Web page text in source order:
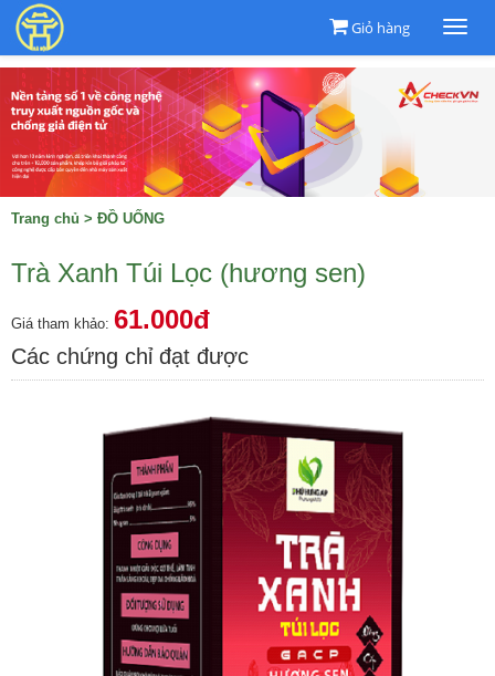
Giỏ hàng
Trang chủ > ĐỒ UỐNG
Trà Xanh Túi Lọc (hương sen)
Giá tham khảo: 61.000đ
Các chứng chỉ đạt được